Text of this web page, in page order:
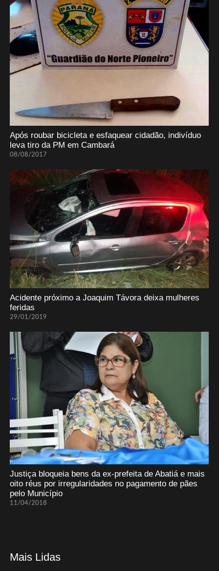
Após roubar bicicleta e esfaquear cidadão, indivíduo
leva tiro da PM em Cambará
08/08/2017
Acidente próximo a Joaquim Távora deixa mulheres
feridas
29/01/2019
Justiça bloqueia bens da ex-prefeita de Abatiá e mais
oito réus por irregularidades no pagamento de pães
pelo Município
11/04/2018
Mais Lidas